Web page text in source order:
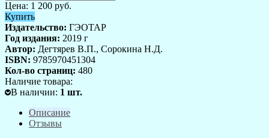
Цена: 1 200 руб.
Купить
Издательство: ГЭОТАР
Год издания: 2019 г
Автор: Дегтярев В.П., Сорокина Н.Д.
ISBN: 9785970451304
Кол-во страниц: 480
Наличие товара:
В наличии: 1 шт.
Описание
Отзывы